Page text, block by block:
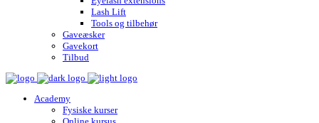
Lash Lift
Tools og tilbehør
Gaveæsker
Gavekort
Tilbud
Academy
Fysiske kurser